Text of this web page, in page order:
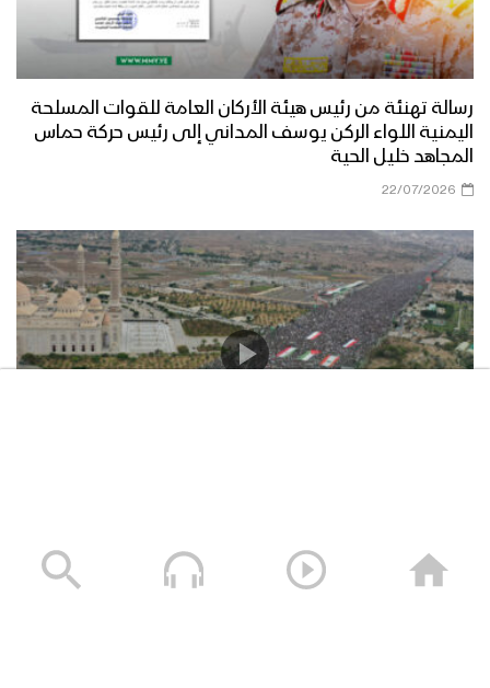
رسالة تهنئة من رئيس هيئة الأركان العامة للقوات المسلحة
اليمنية اللواء الركن يوسف المداني إلى رئيس حركة حماس
المجاهد خليل الحية
22/07/2026
يوليو 2026م